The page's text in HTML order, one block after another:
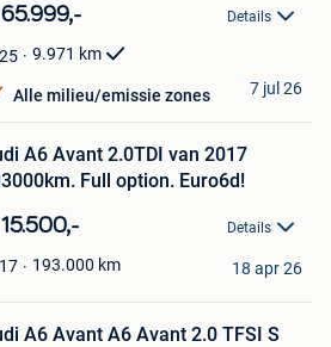
Details
9.971 km
Alle milieu/emissie zones 7 jul 26
A6 Avant 2.0TDI van 2017
Full option. Euro6d!
Details
193.000 km 18 apr 26
A6 Avant A6 Avant 2.0 TFSI S